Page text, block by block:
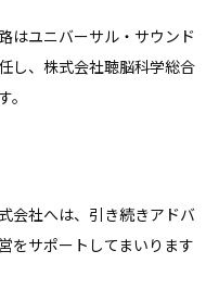
はユニバーサル・サウンド
し、株式会社聴脳科学総合
会社へは、引き続きアドバ
をサポートしてまいります